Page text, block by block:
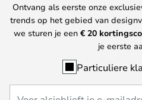
Ontvang als eerste onze
trends op het gebied van
we sturen je een € 20
je eerste
Particuliere